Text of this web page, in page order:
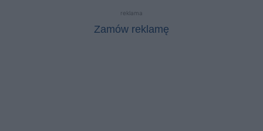
reklama
Zamów reklamę